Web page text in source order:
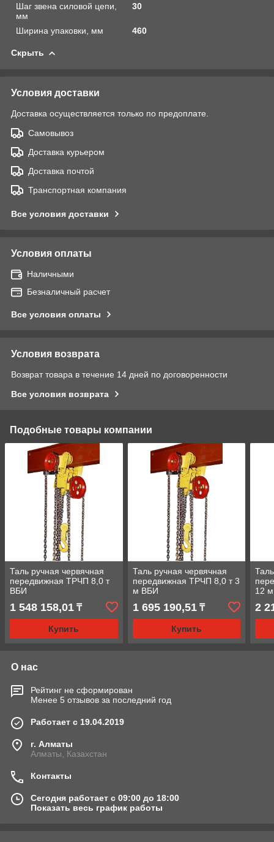
Шаг звена силовой цепи,
мм
30
Ширина упаковки, мм 460
Скрыть
Условия доставки
Доставка осуществляется только по предоплате.
Самовывоз
Доставка курьером
Доставка почтой
Транспортная компания
Все условия доставки
Условия оплаты
Наличными
Безналичный расчет
Все условия оплаты
Условия возврата
Возврат товара в течение 14 дней по договоренности
Все условия возврата
Подобные товары компании
Таль ручная червячная
передвижная ТРЧП 8,0 т
ВБИ
1 548 158,01 ₸
Купить
Таль ручная червячная
передвижная ТРЧП 8,0 т 3
м ВБИ
1 695 190,51₸
Купить
12
2
О нас
Рейтинг не сформирован
Менее 5 отзывов за последний год
Работает с 19.04.2019
г. Алматы
Алматы, Казахстан
Контакты
Сегодня работает с 09:00 до 18:00
Показать весь график работы